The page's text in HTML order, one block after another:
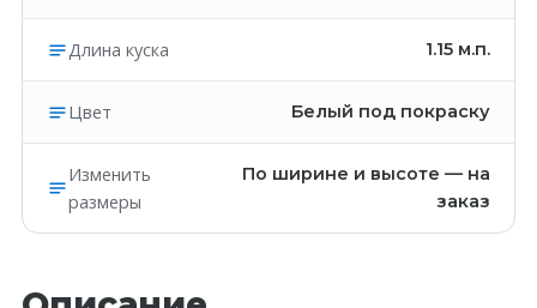
Длина куска 1.15 м.п.
Цвет Белый под покраску
Изменить
размеры
По ширине и высоте — на
заказ